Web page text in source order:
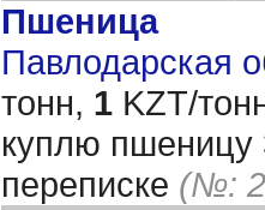
Пшеница
Павлодарская
тонн, 1 KZT/
куплю пшеницу
переписке (№: